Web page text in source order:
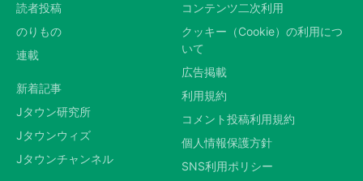
読者投稿
のりもの
連載
新着記事
Jタウン研究所
Jタウンウィズ
Jタウンチャンネル
コンテンツ二次利用
クッキー（Cookie）の利用につ
いて
広告掲載
利用規約
コメント投稿利用規約
個人情報保護方針
SNS利用ポリシー